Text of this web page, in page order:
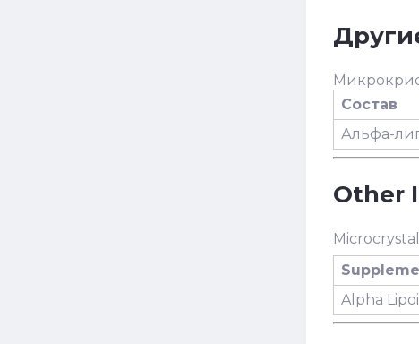
Состав
Альфа-
Other
Alpha